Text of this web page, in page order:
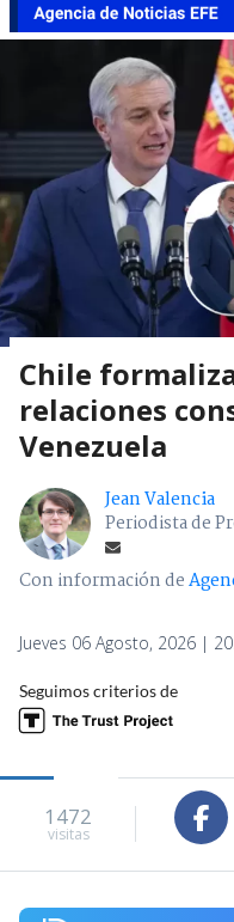
Chile
relaciones
Venezuela
Jean Valencia
Periodista de
Con información de
Jueves 06 Agosto, 2026 |
Seguimos criterios de
1472
visitas